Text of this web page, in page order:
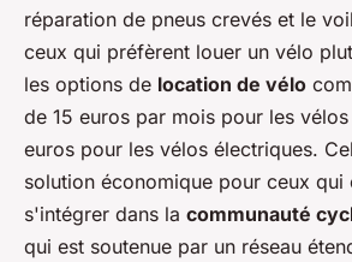
réparation de pneus crevés et le
ceux qui préfèrent louer un vélo
les options de location de vélo
de 15 euros par mois pour les
euros pour les vélos électriques.
solution économique pour ceux qui
s'intégrer dans la communauté
qui est soutenue par un réseau